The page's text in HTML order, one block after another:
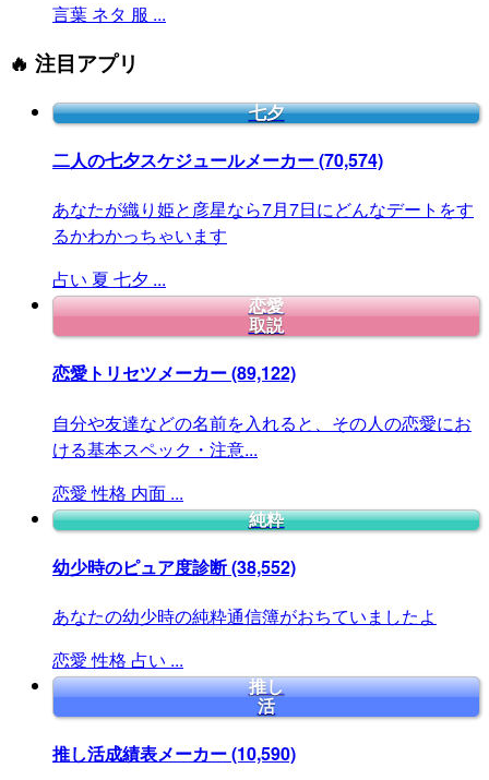
言葉 ネタ 服 ...
🔥 注目アプリ
七夕
二人の七夕スケジュールメーカー(70,574)
あなたが織り姫と彦星なら7月7日にどんなデートをす
るかわかっちゃいます
占い 夏 七夕 ...
恋愛
取説
恋愛トリセツメーカー(89,122)
自分や友達などの名前を入れると、その人の恋愛にお
ける基本スペック・注意...
恋愛 性格 内面 ...
純粋
幼少時のピュア度診断(38,552)
あなたの幼少時の純粋通信簿がおちていましたよ
恋愛 性格 占い ...
推し
活
推し活成績表メーカー(10,590)